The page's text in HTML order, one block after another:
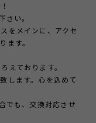
い。
をメインに、アクセ
ます。
えております。
します。心を込めて
でも、交換対応させ